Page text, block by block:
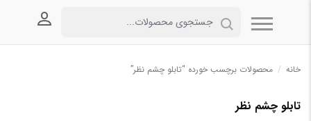
خانه / محصولات برچسب خورده “تابلو چشم نظر”
تابلو چشم نظر